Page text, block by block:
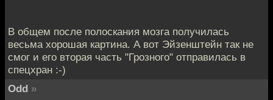
В общем после полоскания мозга получилась
весьма хорошая картина. А вот Эйзенштейн так не
смог и его вторая часть "Грозного" отправилась в
спецхран :-)
Odd »